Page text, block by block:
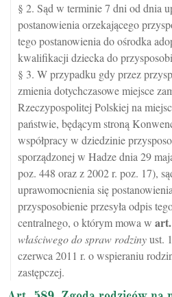
§ 2. Sąd w terminie 7 dni od dnia
postanowienia orzekającego
tego postanowienia do ośrodka
kwalifikacji dziecka do
§ 3. W przypadku gdy przez
zmienia dotychczasowe miejsce
Rzeczypospolitej Polskiej na
państwie, będącym stroną
współpracy w dziedzinie
sporządzonej w Hadze dnia 29
poz. 448 oraz z 2002 r. poz. 17),
uprawomocnienia się
przysposobienie przesyła odpis
centralnego, o którym mowa w art.
właściwego do spraw rodzinyust.
czerwca 2011 r. o wspieraniu
zastępczej.